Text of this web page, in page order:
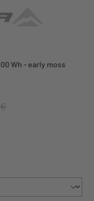
Wh - early moss